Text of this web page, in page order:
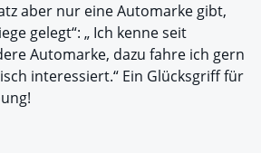
aber nur eine Automarke gibt,
gelegt“: „ Ich kenne seit
Automarke, dazu fahre ich gern
interessiert.“ Ein Glücksgriff für